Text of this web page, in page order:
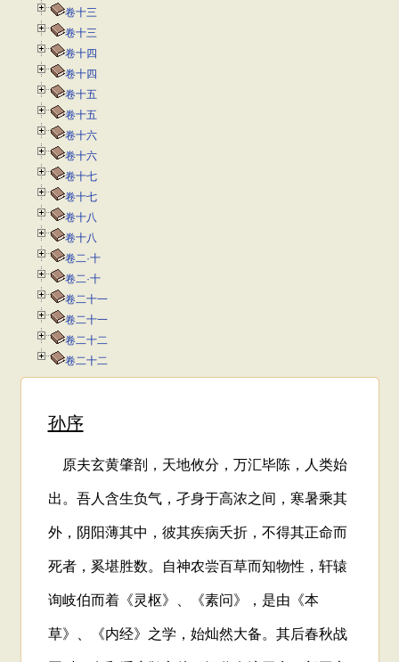
卷十三
卷十三
卷十四
卷十四
卷十五
卷十五
卷十六
卷十六
卷十七
卷十七
卷十八
卷十八
卷二·十
卷二·十
卷二十一
卷二十一
卷二十二
卷二十二